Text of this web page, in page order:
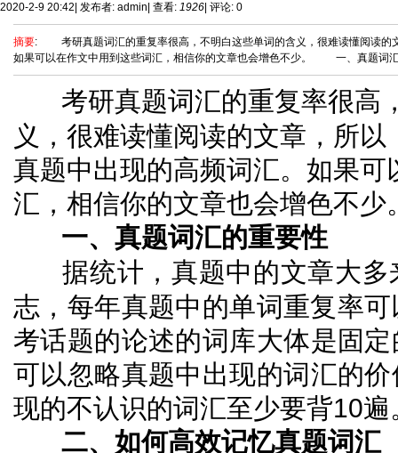
2020-2-9 20:42 发布者: admin 查看: 1926 评论: 0
摘要: 考研真题词汇的重复率很高，不明白这些单词的含义，很难读懂阅读的
如果可以在作文中用到这些词汇，相信你的文章也会增色不少。 一、真题词
考研真题词汇的重复率很高
义，很难读懂阅读的文章，所
真题中出现的高频词汇。如果
汇，相信你的文章也会增色不少
一、真题词汇的重要性
据统计，真题中的文章大
志，每年真题中的单词重复率
考话题的论述的词库大体是固
可以忽略真题中出现的词汇的
现的不认识的词汇至少要背10遍
二、如何高效记忆真题词汇